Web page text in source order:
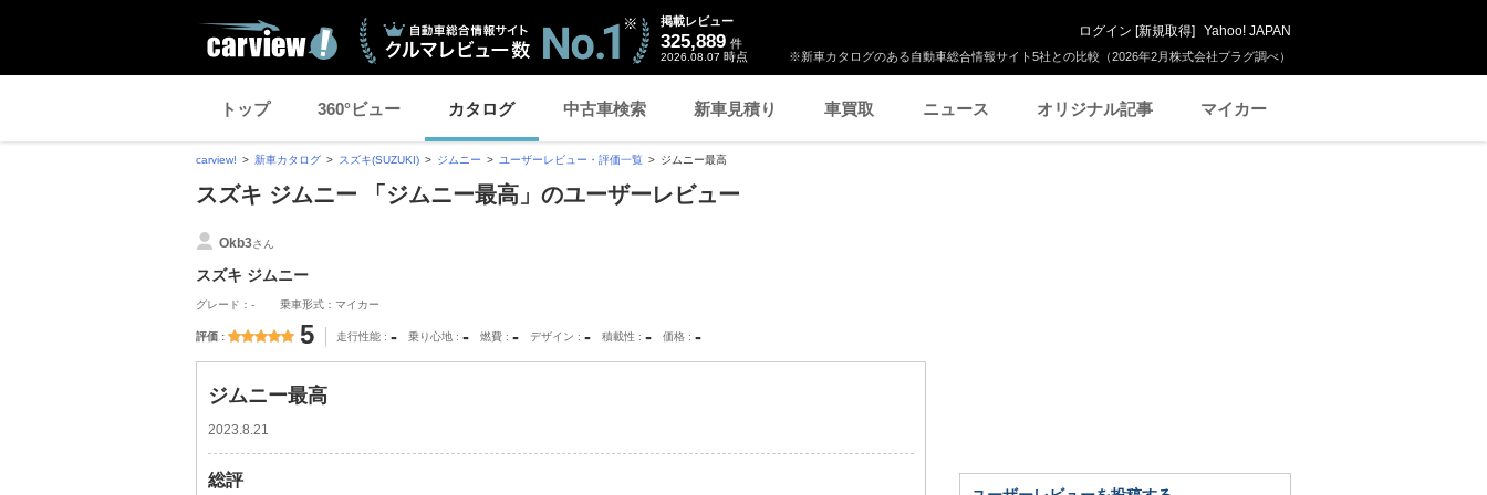
※新車カタログのある自動車総合情報サイト5社との比較（2026年2月株式会社プラグ調べ）
掲載レビュー
325,889 件
2026.08.07 時点
ログイン [新規取得] Yahoo! JAPAN
トップ 360°ビュー カタログ 中古車検索 新車見積り 車買取 ニュース オリジナル記事 マイカー
carview! 新車カタログ スズキ(SUZUKI) ジムニー ユーザーレビュー・評価一覧 ジムニー最高
スズキ ジムニー 「ジムニー最高」のユーザーレビュー
Okb3さん
スズキ ジムニー
グレード：- 乗車形式：マイカー
評価 5 走行性能 - 乗り心地 - 燃費 - デザイン - 積載性 - 価格 -
ジムニー最高
2023.8.21
総評